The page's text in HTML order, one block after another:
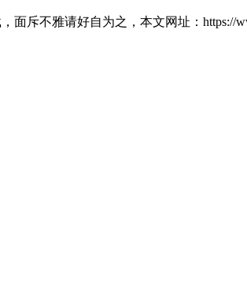
不雅请好自为之，本文网址：https://